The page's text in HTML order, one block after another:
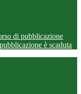
di pubblicazione
è scaduta